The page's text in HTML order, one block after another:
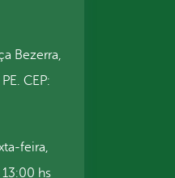
Bezerra,
CEP:
feira,
hs